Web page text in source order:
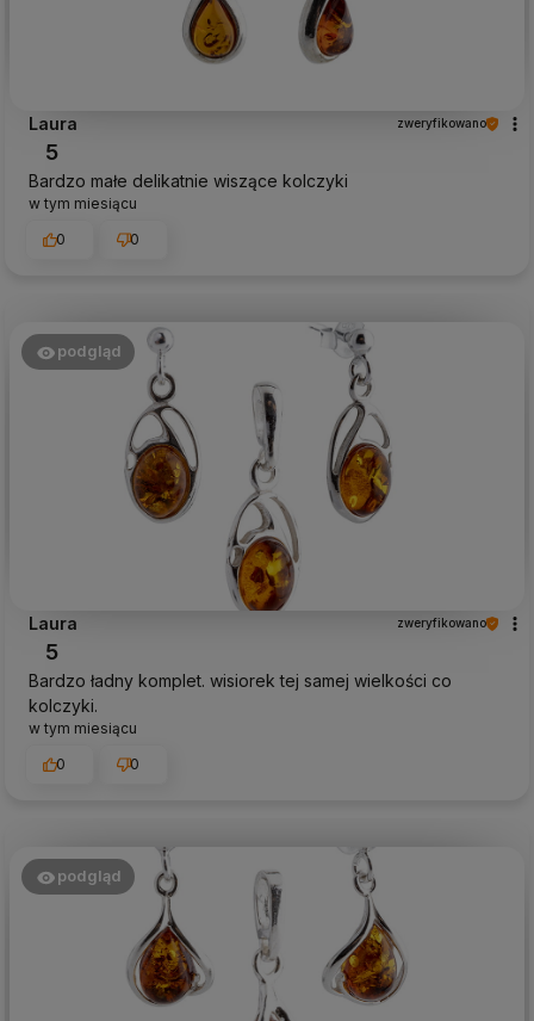
Laura zweryfikowano
5
Bardzo małe delikatnie wiszące kolczyki
w tym miesiącu
0
0
podgląd
Laura zweryfikowano
5
Bardzo ładny komplet. wisiorek tej samej wielkości co
kolczyki.
w tym miesiącu
0
0
podgląd